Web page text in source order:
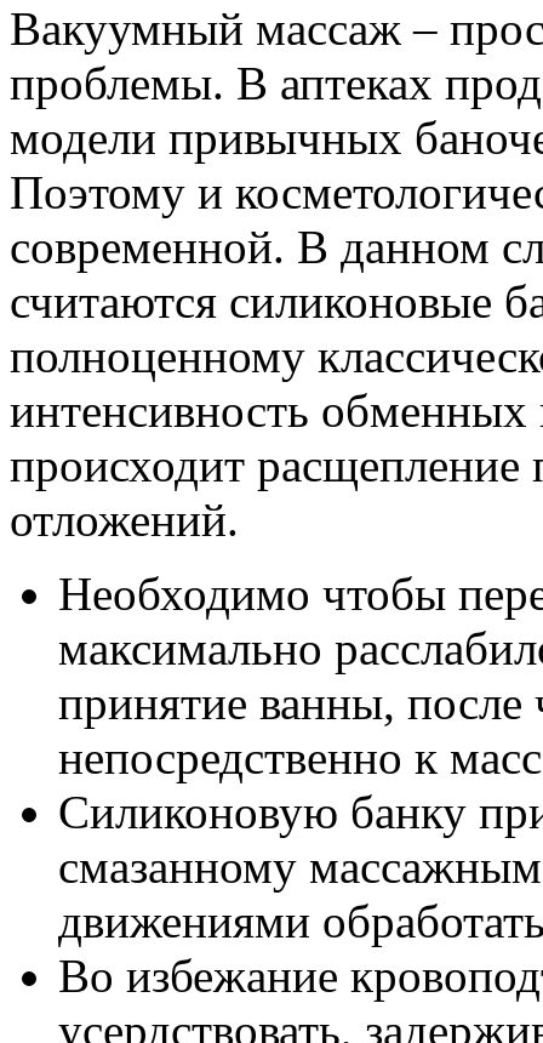
Вакуумный массаж –
проблемы. В аптеках
модели привычных
Поэтому и
современной. В данном
считаются силиконовые
полноценному
интенсивность обменных
происходит
отложений.
Необходимо чтобы
максимально
принятие ванны, после
непосредственно к
Силиконовую банку
смазанному
движениями
Во избежание
усердствовать,